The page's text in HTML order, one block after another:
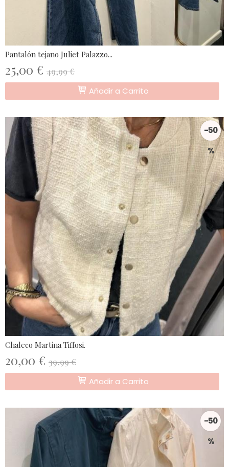
Pantalón tejano Juliet Palazzo...
25,00 € 49,99 €
Añadir a Carrito
-50
%
Chaleco Martina Tiffosi.
20,00 € 39,99 €
Añadir a Carrito
-50
%